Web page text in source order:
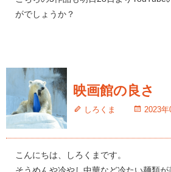
がでしょうか？
映画館の良さ
しろくま 2023年
こんにちは、しろくまです。
そうめんや冷やし中華など冷たい麺類が